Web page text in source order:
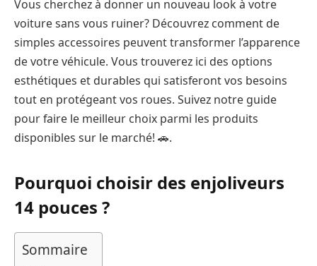
Vous cherchez à donner un nouveau look à votre
voiture sans vous ruiner? Découvrez comment de
simples accessoires peuvent transformer l’apparence
de votre véhicule. Vous trouverez ici des options
esthétiques et durables qui satisferont vos besoins
tout en protégeant vos roues. Suivez notre guide
pour faire le meilleur choix parmi les produits
disponibles sur le marché! 🚗.
Pourquoi choisir des enjoliveurs
14 pouces ?
Sommaire